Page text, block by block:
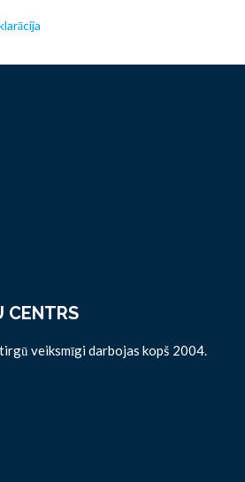
CENTRS
veiksmīgi darbojas kopš 2004.